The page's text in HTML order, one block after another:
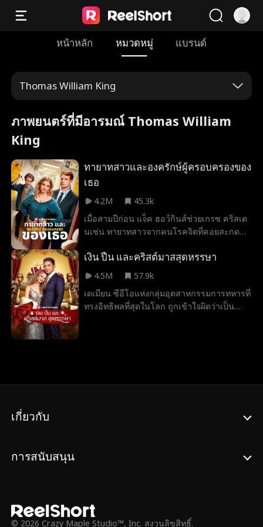
หน้าหลัก หมวดหมู่ แบรนด์
Thomas William King
ภาพยนตร์ที่มีอารมณ์ Thomas William
King
ทายาทสาวและองครักษ์ผู้ครอบครองของ
เธอ
4.2M
45.3k
เมื่อสามปีก่อน แจ็ค ฮอว์กินส์ช่วยเกรซ คริสเต
นเซ่น ทายาทสาวจากคนโรคจิตที่คอยสะกด
ความเข้าใจผิดก็ทำให้พวกเขากลายเป็นศัตรูกัน
ตอนนี้ เมื่อความปลอดภัยของเกรซถูกคุกคาม
อีกครั้ง พ่อของเธอจึงจ้างแจ็คมาเป็นบอดี้การ์ด
ส่วนตัวของเธอ เมื่อพวกเขาถูกบังคับให้ใช้เวลา
ทุกวินาทีร่วมกัน พวกเขาจะต้านทานกันได้หรือ
เงิน ปืน และคริสต์มาสสุดหรรษา
4.5M
57.9k
เดเมียน ซีอีโอแห่งกลุ่มอุตสาหกรรมการทหารที่
ทรงอิทธิพลที่สุดในโลก ถูกเข้าใจผิดว่าเป็น
การดูถูกจากผู้หมายปองไอริส แต่ทุกครั้งเดเมีย
เกี่ยวกับ
การสนับสนุน
© 2026 Crazy Maple Studio™, Inc. สงวนลิขสิทธิ์.